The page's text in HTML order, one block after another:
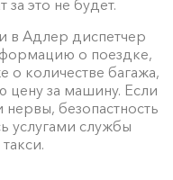
за это не будет.
в Адлер диспетчер
о поездке,
о количестве багажа,
цену за машину. Если
безопастность
услугами службы